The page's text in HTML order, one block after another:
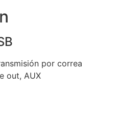
por correa
out, AUX